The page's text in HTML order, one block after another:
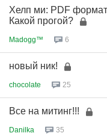
Хелп ми: PDF формат,
Какой прогой?
Madogg™ 6
новый ник!
chocolate 25
Все на митинг!!!
Danilka 35